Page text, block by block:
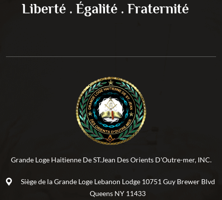
Liberté . Égalité . Fraternité
Grande Loge Haitienne De ST.Jean Des Orients D'Outre-mer, INC.
Siège de la Grande Loge Lebanon Lodge 10751 Guy Brewer Blvd
Queens NY 11433